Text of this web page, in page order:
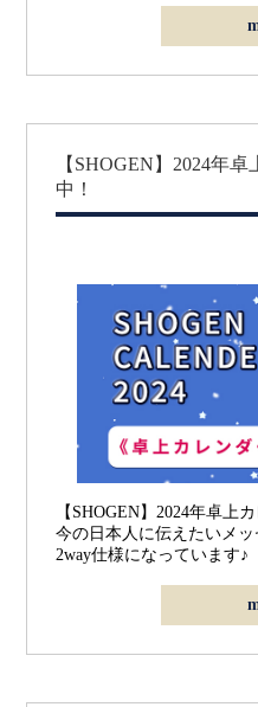
【SHOGEN】2024年
中！
【SHOGEN】2024年卓上
今の日本人に伝えたいメ
2way仕様になっています♪